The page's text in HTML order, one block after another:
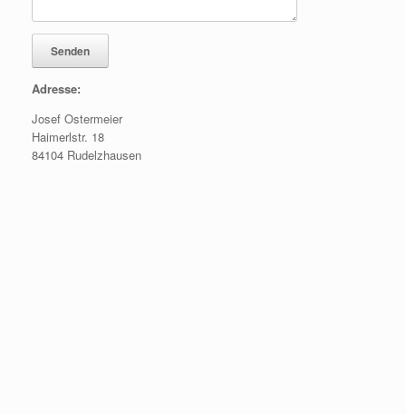
Adresse:
Josef Ostermeier
Haimerlstr. 18
84104 Rudelzhausen